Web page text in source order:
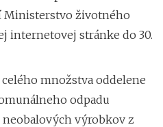
Ministerstvo životného
internetovej stránke do 30.
množstva oddelene
odpadu
neobalových výrobkov z